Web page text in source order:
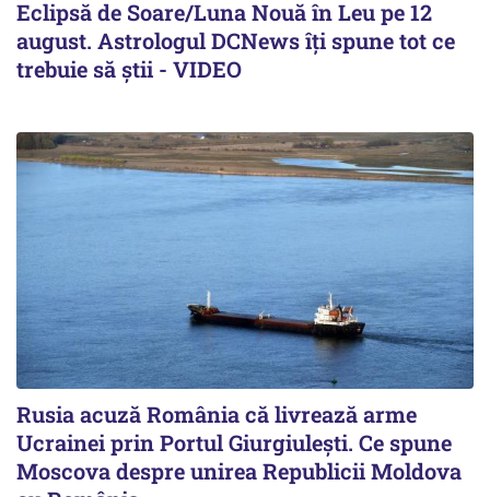
Eclipsă de Soare/Luna Nouă în Leu pe 12
august. Astrologul DCNews îți spune tot ce
trebuie să știi - VIDEO
Rusia acuză România că livrează arme
Ucrainei prin Portul Giurgiulești. Ce spune
Moscova despre unirea Republicii Moldova